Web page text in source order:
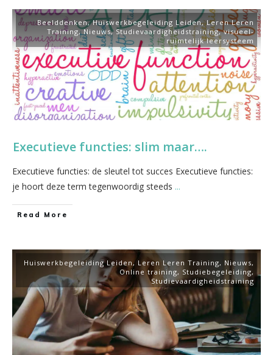
Beelddenken,Huiswerkbegeleiding Leiden,Leren Leren
Training,Nieuws, Studievaardigheidstraining,visueel-
ruimtelijk leersysteem
Executieve functies: slim maar….
Executieve functies: de sleutel tot succes Executieve functies:
je hoort deze term tegenwoordig steeds ...
​Read More
Huiswerkbegeleiding Leiden , Leren Leren Training, Nieuws,
Online training, Studiebegeleiding,
Studievaardigheidstraining